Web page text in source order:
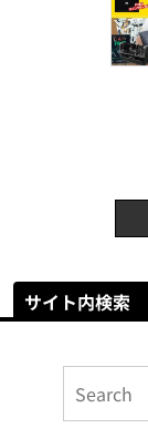
サイト内検索